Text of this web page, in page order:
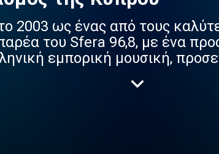
2003 ως ένας από τους
του Sfera 96,8, με ένα
εμπορική μουσική,
απαρτίζεται από ένα